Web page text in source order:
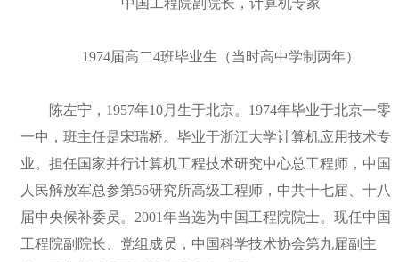
中国工程院副院长，计算机专家
1974届高二4班毕业生（当时高中学制两年）
陈左宁，1957年10月生于北京。1974年毕业于北京一零
一中，班主任是宋瑞桥。毕业于浙江大学计算机应用技术专
业。担任国家并行计算机工程技术研究中心总工程师，中国
人民解放军总参第56研究所高级工程师，中共十七届、十八
届中央候补委员。2001年当选为中国工程院院士。现任中国
工程院副院长、党组成员，中国科学技术协会第九届副主